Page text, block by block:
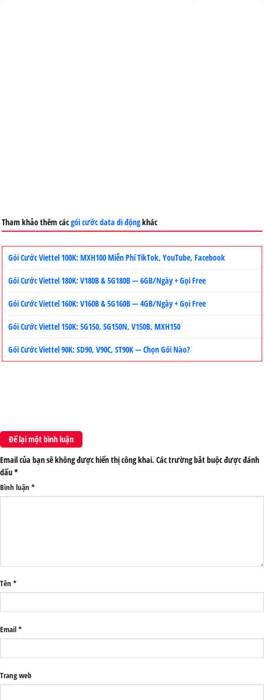
Tham khảo thêm cácgói cước data di độngkhác
Gói Cước Viettel 100K: MXH100 Miễn Phí TikTok, YouTube, Facebook
Gói Cước Viettel 180K: V180B & 5G180B — 6GB/Ngày + Gọi Free
Gói Cước Viettel 160K: V160B & 5G160B — 4GB/Ngày + Gọi Free
Gói Cước Viettel 150K: 5G150, 5G150N, V150B, MXH150
Gói Cước Viettel 90K: SD90, V90C, ST90K — Chọn Gói Nào?
Để lại một bình luận
Email của bạn sẽ không được hiển thị công khai. Các trường bắt buộc được đánh
dấu*
Bình luận *
Tên *
Email*
Trang web